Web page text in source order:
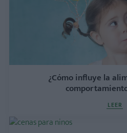
¿Cómo influye la
LEER